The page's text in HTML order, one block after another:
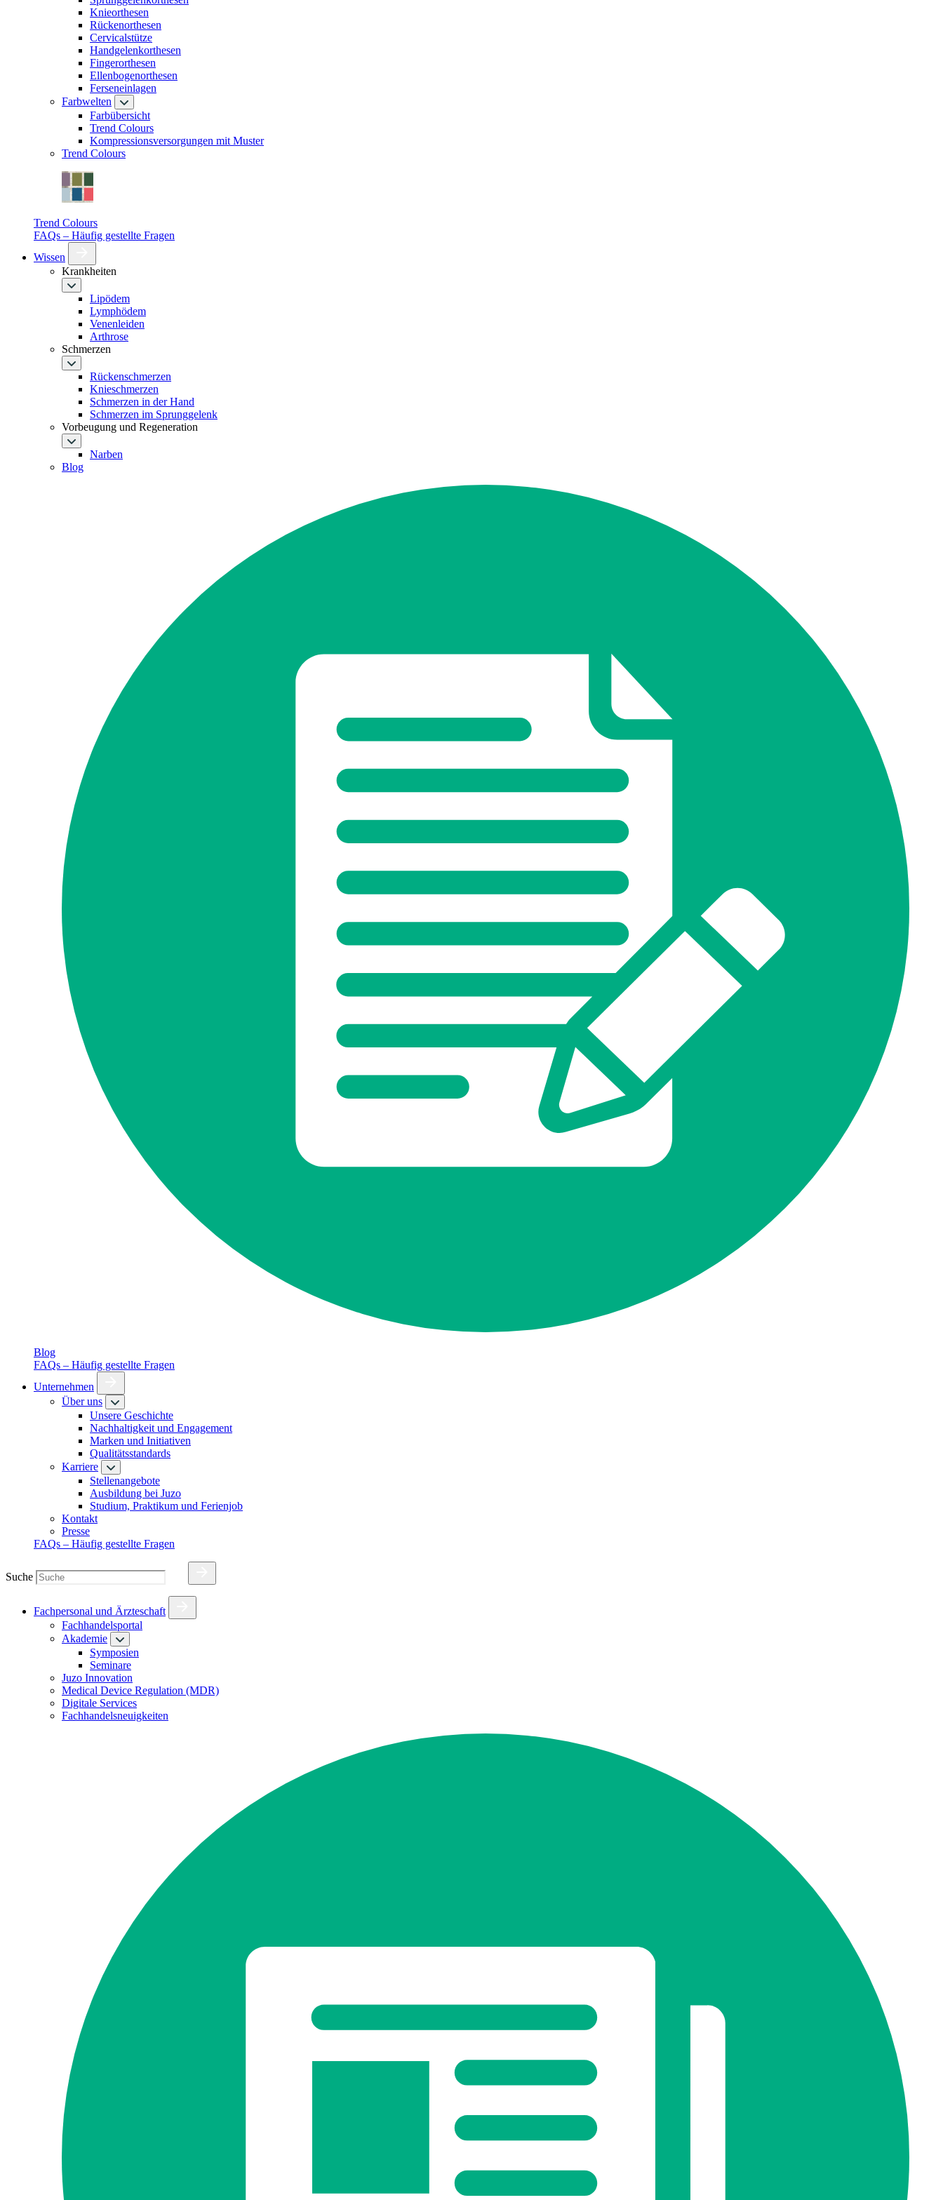
Knieorthesen
Rückenorthesen
Cervicalstütze
Handgelenkorthesen
Fingerorthesen
Ellenbogenorthesen
Ferseneinlagen
Farbwelten
Farbübersicht
Trend Colours
Kompressionsversorgungen mit Muster
Trend Colours
Trend Colours
FAQs – Häufig gestellte Fragen
Wissen
Krankheiten
Lipödem
Lymphödem
Venenleiden
Arthrose
Schmerzen
Rückenschmerzen
Knieschmerzen
Schmerzen in der Hand
Schmerzen im Sprunggelenk
Vorbeugung und Regeneration
Narben
Blog
Blog
FAQs – Häufig gestellte Fragen
Unternehmen
Über uns
Unsere Geschichte
Nachhaltigkeit und Engagement
Marken und Initiativen
Qualitätsstandards
Karriere
Stellenangebote
Ausbildung bei Juzo
Studium, Praktikum und Ferienjob
Kontakt
Presse
FAQs – Häufig gestellte Fragen
Suche
Fachpersonal und Ärzteschaft
Fachhandelsportal
Akademie
Symposien
Seminare
Juzo Innovation
Medical Device Regulation (MDR)
Digitale Services
Fachhandelsneuigkeiten